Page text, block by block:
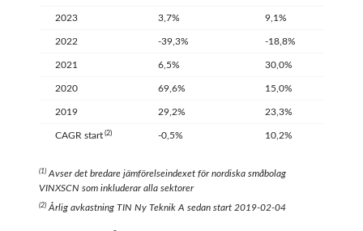
2023 3,7% 9,1%
2022 -39,3% -18,8%
2021 6,5% 30,0%
2020 69,6% 15,0%
2019 29,2% 23,3%
CAGR start (2) -0,5% 10,2%
(1) Avser det bredare jämförelseindexet för nordiska småbolag
VINXSCN som inkluderar alla sektorer
(2) Årlig avkastning TIN Ny Teknik A sedan start 2019-02-04